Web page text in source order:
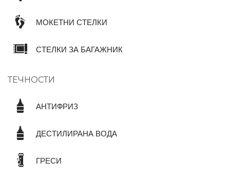
МОКЕТНИ СТЕЛКИ
СТЕЛКИ ЗА БАГАЖНИК
ТЕЧНОСТИ
АНТИФРИЗ
ДЕСТИЛИРАНА ВОДА
ГРЕСИ